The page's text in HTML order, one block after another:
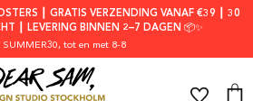
┃ GRATIS VERZENDING VANAF €39 ┃ 30
┃ LEVERING BINNEN 2–7 DAGEN 📦✨
SUMMER30, tot en met 8-8